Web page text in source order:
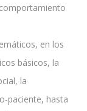
en los
básicos, la
la
paciente, hasta